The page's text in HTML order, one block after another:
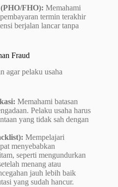
FHO): Memahami
termin terakhir
berjalan lancar tanpa
Fraud
agar pelaku usaha
Memahami batasan
Pelaku usaha harus
yang tidak sah dengan
Mempelajari
menyebabkan
seperti mengundurkan
menang atau
jauh lebih baik
yang sudah hancur.